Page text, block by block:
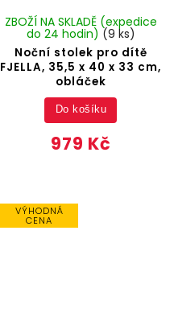
Noční stolek pro dítě
FJELLA, 35,5 x 40 x 33 cm,
obláček
ZBOŽÍ NA SKLADĚ (expedice
do 24 hodin) (9 ks)
979 Kč
Do košíku
VÝHODNÁ
CENA